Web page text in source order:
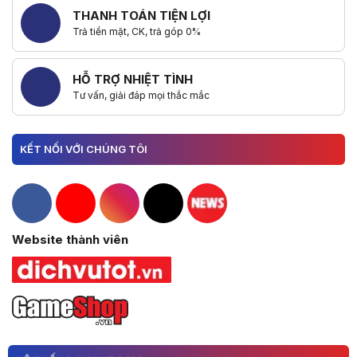
THANH TOÁN TIỆN LỢI
Trả tiền mặt, CK, trả góp 0%
HỖ TRỢ NHIỆT TÌNH
Tư vấn, giải đáp mọi thắc mắc
KẾT NỐI VỚI CHÚNG TÔI
Hacom Facebook
Hacom YouTube
Hacom Instagram
Hacom TikTok
Website thành viên